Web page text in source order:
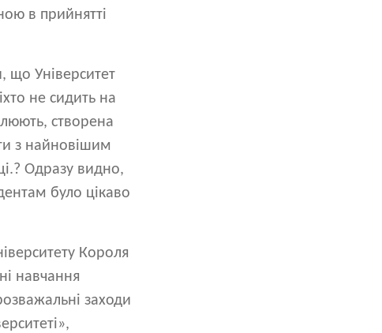
в прийнятті
що Університет
не сидить на
створена
з найновішим
Одразу видно,
було цікаво
Короля
навчання
заходи